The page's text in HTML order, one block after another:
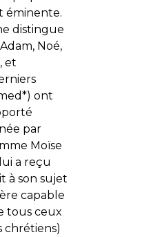
éminente.
distingue
Noé,
et
ont
par
Moïse
a reçu
à son sujet
capable
tous ceux
chrétiens)